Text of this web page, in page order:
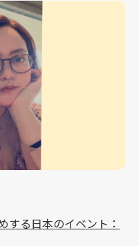
する日本のイベント：